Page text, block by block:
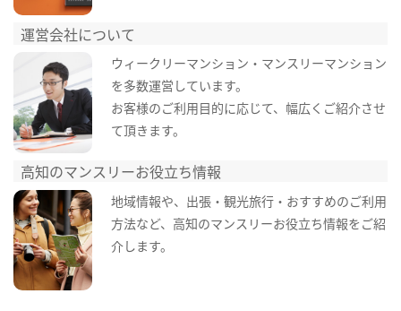
運営会社について
ウィークリーマンション・マンスリーマンション
を多数運営しています。
お客様のご利用目的に応じて、幅広くご紹介させ
て頂きます。
高知のマンスリーお役立ち情報
地域情報や、出張・観光旅行・おすすめのご利用
方法など、高知のマンスリーお役立ち情報をご紹
介します。